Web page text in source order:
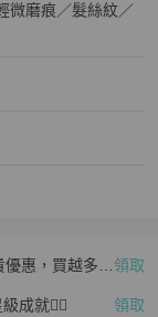
微磨痕／髮絲紋／
惠，買越多、 領取
成就👆🏻 領取